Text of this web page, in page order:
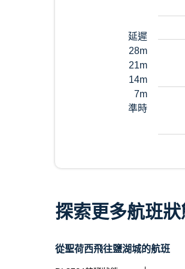
延遲
28m
21m
14m
7m
準時
探索更多航班狀
從聖荷西飛往鹽湖城的航班